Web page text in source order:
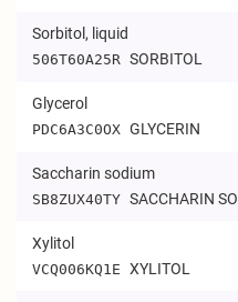
Sorbitol, liquid
506T60A25RSORBITOL
Glycerol
PDC6A3C0OXGLYCERIN
Saccharin sodium
SB8ZUX40TYSACCHARIN
Xylitol
VCQ006KQ1EXYLITOL